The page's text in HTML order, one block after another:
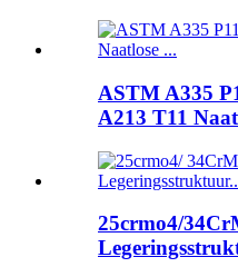
ASTM A335
A213 T11
25crmo4/